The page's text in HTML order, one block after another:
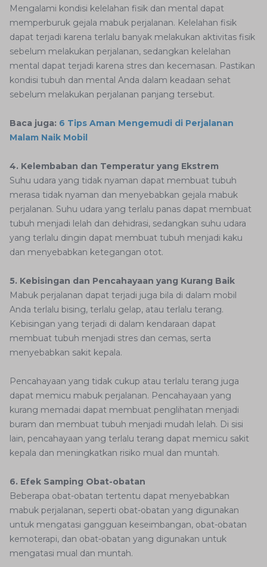
Mengalami kondisi kelelahan fisik dan mental dapat
memperburuk gejala mabuk perjalanan. Kelelahan fisik
dapat terjadi karena terlalu banyak melakukan aktivitas fisik
sebelum melakukan perjalanan, sedangkan kelelahan
mental dapat terjadi karena stres dan kecemasan. Pastikan
kondisi tubuh dan mental Anda dalam keadaan sehat
sebelum melakukan perjalanan panjang tersebut.
Baca juga: 6 Tips Aman Mengemudi di Perjalanan
Malam Naik Mobil
4. Kelembaban dan Temperatur yang Ekstrem
Suhu udara yang tidak nyaman dapat membuat tubuh
merasa tidak nyaman dan menyebabkan gejala mabuk
perjalanan. Suhu udara yang terlalu panas dapat membuat
tubuh menjadi lelah dan dehidrasi, sedangkan suhu udara
yang terlalu dingin dapat membuat tubuh menjadi kaku
dan menyebabkan ketegangan otot.
5. Kebisingan dan Pencahayaan yang Kurang Baik
Mabuk perjalanan dapat terjadi juga bila di dalam mobil
Anda terlalu bising, terlalu gelap, atau terlalu terang.
Kebisingan yang terjadi di dalam kendaraan dapat
membuat tubuh menjadi stres dan cemas, serta
menyebabkan sakit kepala.
Pencahayaan yang tidak cukup atau terlalu terang juga
dapat memicu mabuk perjalanan. Pencahayaan yang
kurang memadai dapat membuat penglihatan menjadi
buram dan membuat tubuh menjadi mudah lelah. Di sisi
lain, pencahayaan yang terlalu terang dapat memicu sakit
kepala dan meningkatkan risiko mual dan muntah.
6. Efek Samping Obat-obatan
Beberapa obat-obatan tertentu dapat menyebabkan
mabuk perjalanan, seperti obat-obatan yang digunakan
untuk mengatasi gangguan keseimbangan, obat-obatan
kemoterapi, dan obat-obatan yang digunakan untuk
mengatasi mual dan muntah.